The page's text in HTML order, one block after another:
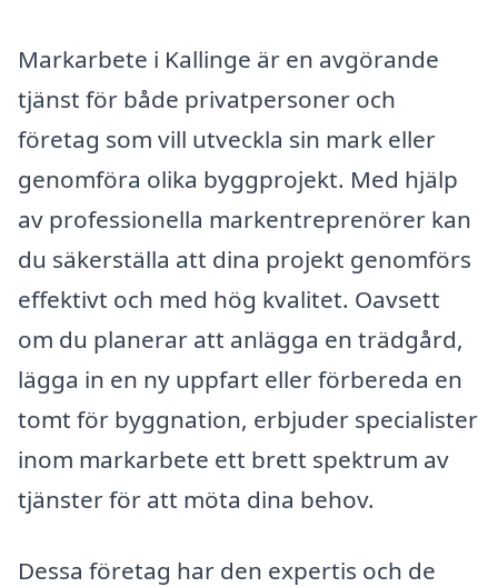
Markarbete i Kallinge är en avgörande
tjänst för både privatpersoner och
företag som vill utveckla sin mark eller
genomföra olika byggprojekt. Med hjälp
av professionella markentreprenörer kan
du säkerställa att dina projekt genomförs
effektivt och med hög kvalitet. Oavsett
om du planerar att anlägga en trädgård,
lägga in en ny uppfart eller förbereda en
tomt för byggnation, erbjuder specialister
inom markarbete ett brett spektrum av
tjänster för att möta dina behov.
Dessa företag har den expertis och de